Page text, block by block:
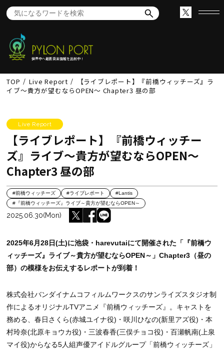
世界中へ最新音楽情報を出航中！
TOP Live Report
【ライブレポート】『前橋ウィッチーズ』ラ
イブ～貴方が望むならOPEN～ Chapter3 昼の部
Live Report
【ライブレポート】『前橋ウィッチー
ズ』ライブ～貴方が望むならOPEN～
Chapter3 昼の部
#前橋ウィッチーズ #ライブレポート
#Lantis
#『前橋ウィッチーズ』ライブ～貴方が望むならOPEN～
2025.06.30(Mon)
2025年6月28日(土)に池袋・harevutaiにて開催された「『前橋ウ
ィッチーズ』ライブ～貴方が望むならOPEN～」Chapter3（昼の
部）の模様をお伝えするレポートが到着！
株式会社バンダイナムコフィルムワークスのサンライズスタジオ制
作によるオリジナルTVアニメ『前橋ウィッチーズ』。キャストを
務める、春日さくら(赤城ユイナ役)・咲川ひなの(新里アズ役)・本
村玲奈(北原キョウカ役)・三波春香(三俣チョコ役)・百瀬帆南(上泉
マイ役)からなる5人組声優アイドルグループ「前橋ウィッチーズ」